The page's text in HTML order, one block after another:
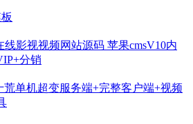
影视视频网站源码 苹果cmsV10内
分销
荒单机超变服务端+完整客户端+视频